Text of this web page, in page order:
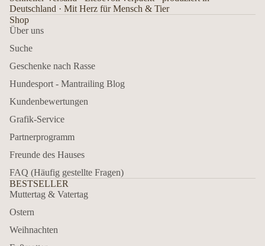
Deutschland · Mit Herz für Mensch & Tier
Shop
Über uns
Suche
Geschenke nach Rasse
Hundesport - Mantrailing Blog
Kundenbewertungen
Grafik-Service
Partnerprogramm
Freunde des Hauses
FAQ (Häufig gestellte Fragen)
BESTSELLER
Muttertag & Vatertag
Ostern
Weihnachten